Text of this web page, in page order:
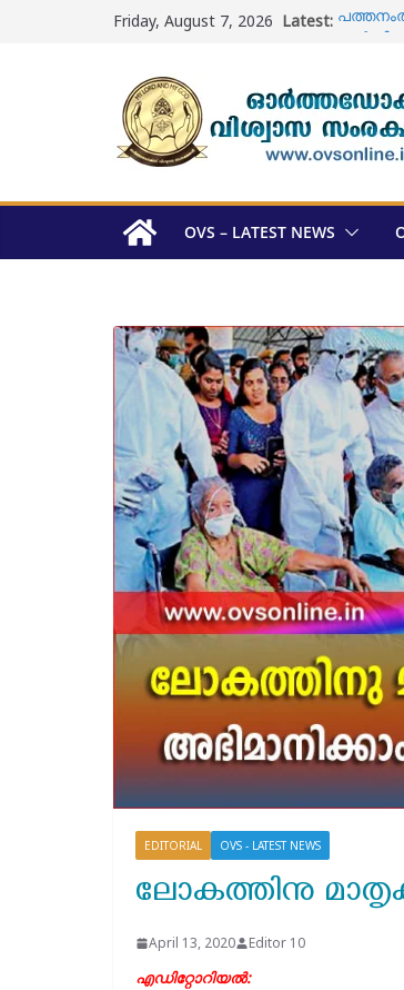
Friday, August 7, 2026 Latest:
അറിയാം
OVS – LATEST NEWS
EDITORIAL OVS - LATEST NEWS
ലോകത്തിനു
April 13, 2020 Editor 10
എഡിറ്റോറിയൽ: